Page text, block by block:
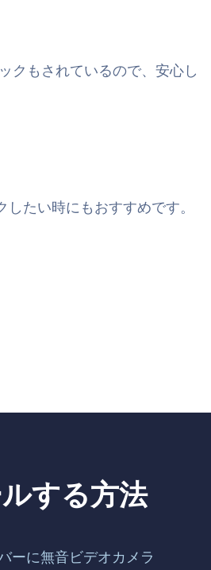
クもされているので、安心し
たい時にもおすすめです。
する方法
ーに無音ビデオカメラ